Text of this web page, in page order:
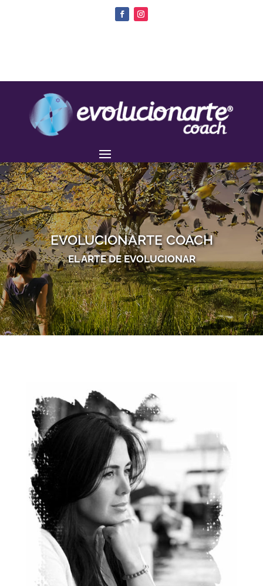
EVOLUCIONARTE COACH
EL ARTE DE EVOLUCIONAR